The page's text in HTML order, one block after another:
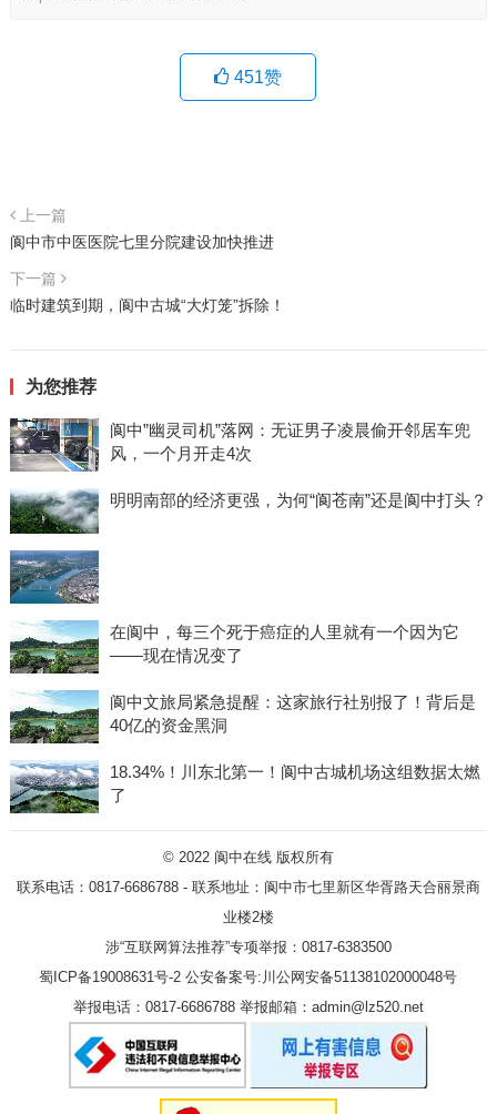
451赞
上一篇
阆中市中医医院七里分院建设加快推进
下一篇
临时建筑到期，阆中古城“大灯笼”拆除！
为您推荐
阆中”幽灵司机”落网：无证男子凌晨偷开邻居车兜
风，一个月开走4次
明明南部的经济更强，为何“阆苍南”还是阆中打头？
在阆中，每三个死于癌症的人里就有一个因为它
——现在情况变了
阆中文旅局紧急提醒：这家旅行社别报了！背后是
40亿的资金黑洞
18.34%！川东北第一！阆中古城机场这组数据太燃
了
© 2022 阆中在线版权所有
联系电话：0817-6686788 - 联系地址：阆中市七里新区华胥路天合丽景商
业楼2楼
涉“互联网算法推荐”专项举报：0817-6383500
蜀ICP备19008631号-2 公安备案号:川公网安备51138102000048号
举报电话：0817-6686788 举报邮箱：admin@lz520.net